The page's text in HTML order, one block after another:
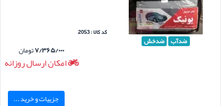
ضدآب ضدخش
کد کالا : 2053
۷/۳۶۵/۰۰۰تومان
امکان ارسال روزانه
جزییات و خرید ...